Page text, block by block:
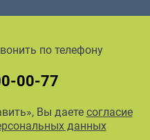
по телефону
00-77
Вы даете согласие
данных